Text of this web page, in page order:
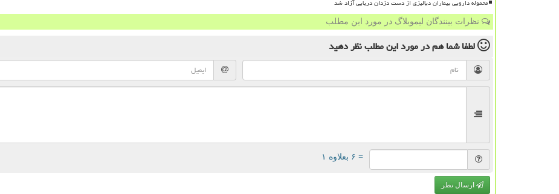
محموله دارویی بیماران دیالیزی از دست دزدان دریایی آزاد شد
نظرات بینندگان لیموبلاگ در مورد این مطلب
لطفا شما همدر مورد این مطلبنظر دهید
= ۶ بعلاوه ۱
ارسال نظر